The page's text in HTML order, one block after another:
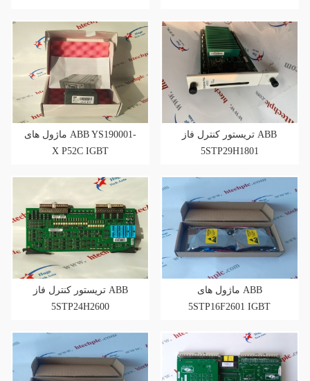
ماژول های ABB YS190001-
X P52C IGBT
تریستور کنترل فاز ABB
5STP29H1801
تریستور کنترل فاز ABB
5STP24H2600
ماژول های ABB
5STP16F2601 IGBT